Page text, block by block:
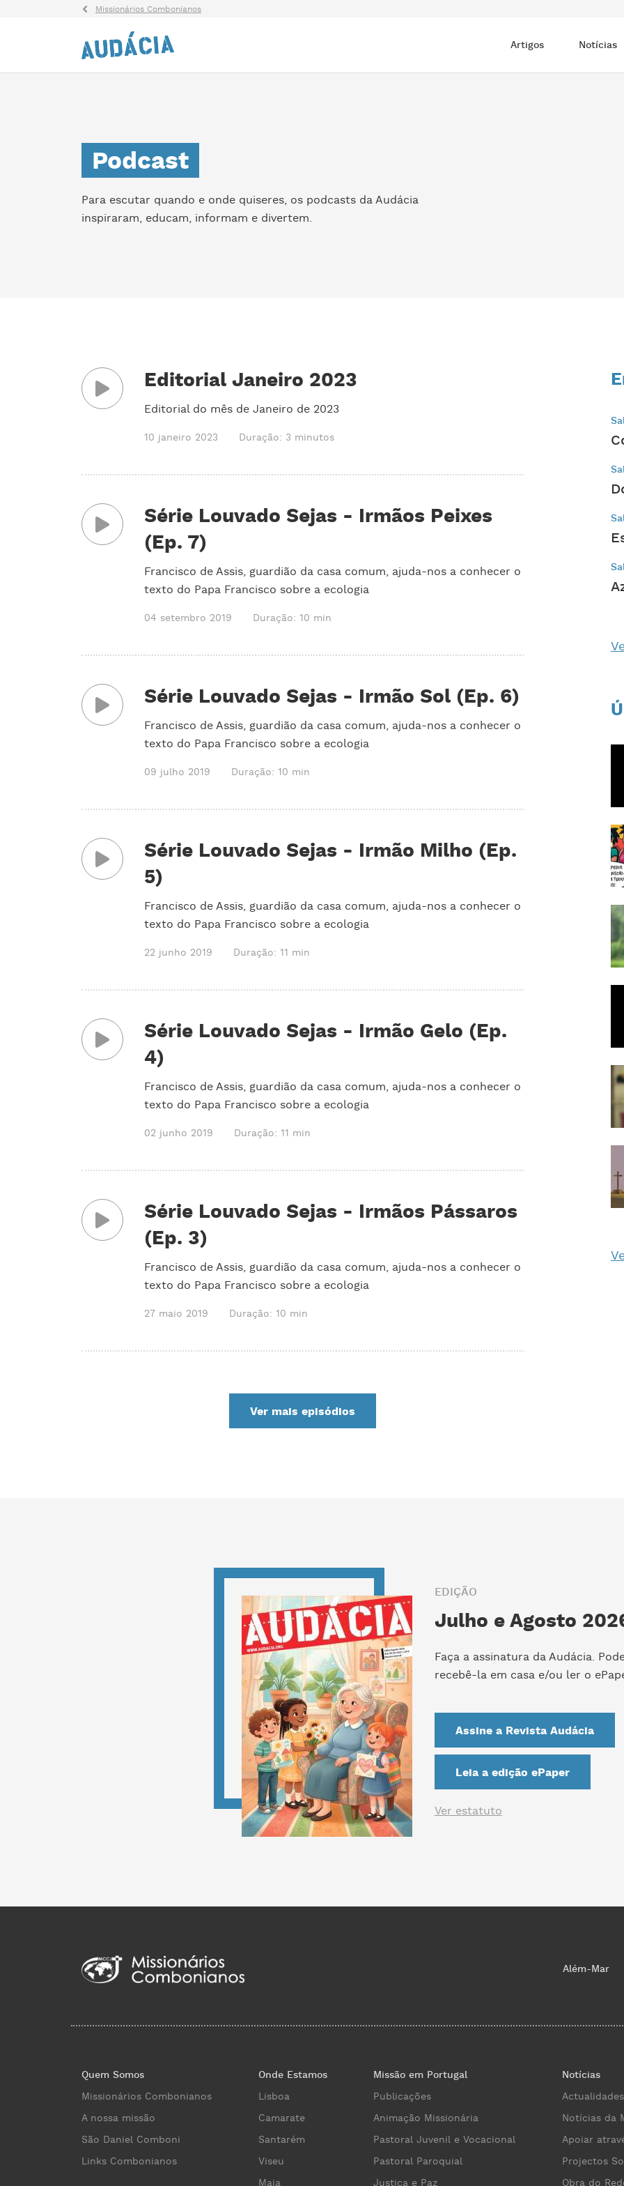
Missionários Combonianos
Artigos Notícias
Podcast
Para escutar quando e onde quiseres, os podcasts da Audácia
inspiraram, educam, informam e divertem.
Editorial Janeiro 2023
Editorial do mês de Janeiro de 2023
10 janeiro 2023 Duração: 3 minutos
Série Louvado Sejas - Irmãos Peixes
(Ep. 7)
Francisco de Assis, guardião da casa comum, ajuda-nos a conhecer o
texto do Papa Francisco sobre a ecologia
04 setembro 2019 Duração: 10 min
Série Louvado Sejas - Irmão Sol (Ep. 6)
Francisco de Assis, guardião da casa comum, ajuda-nos a conhecer o
texto do Papa Francisco sobre a ecologia
09 julho 2019 Duração: 10 min
Série Louvado Sejas - Irmão Milho (Ep.
5)
Francisco de Assis, guardião da casa comum, ajuda-nos a conhecer o
texto do Papa Francisco sobre a ecologia
22 junho 2019 Duração: 11 min
Série Louvado Sejas - Irmão Gelo (Ep.
4)
Francisco de Assis, guardião da casa comum, ajuda-nos a conhecer o
texto do Papa Francisco sobre a ecologia
02 junho 2019 Duração: 11 min
Série Louvado Sejas - Irmãos Pássaros
(Ep. 3)
Francisco de Assis, guardião da casa comum, ajuda-nos a conhecer o
texto do Papa Francisco sobre a ecologia
27 maio 2019 Duração: 10 min
Ver mais episódios
EDIÇÃO
Julho e Agosto
Faça a assinatura da Audácia.
recebê-la em casa e/ou ler o
Assine a Revista Audácia
Leia a edição ePaper
Ver estatuto
Além-Mar
Quem Somos
Missionários Combonianos
A nossa missão
São Daniel Comboni
Links Combonianos
Onde Estamos
Lisboa
Camarate
Santarém
Viseu
Maia
Missão em Portugal
Publicações
Animação Missionária
Pastoral Juvenil e Vocacional
Pastoral Paroquial
Justiça e Paz
Notícias
Actualidades
Notícias da
Apoiar
Projectos
Obra do